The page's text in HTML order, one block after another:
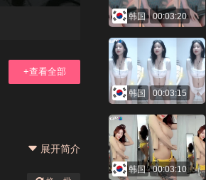
+查看全部
展开简介
韩国 00:03:20
韩国 00:03:15
韩国 00:03:10